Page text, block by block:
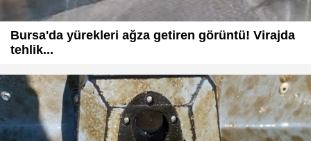
Bursa'da yürekleri ağza getiren görüntü! Virajda
tehlik...